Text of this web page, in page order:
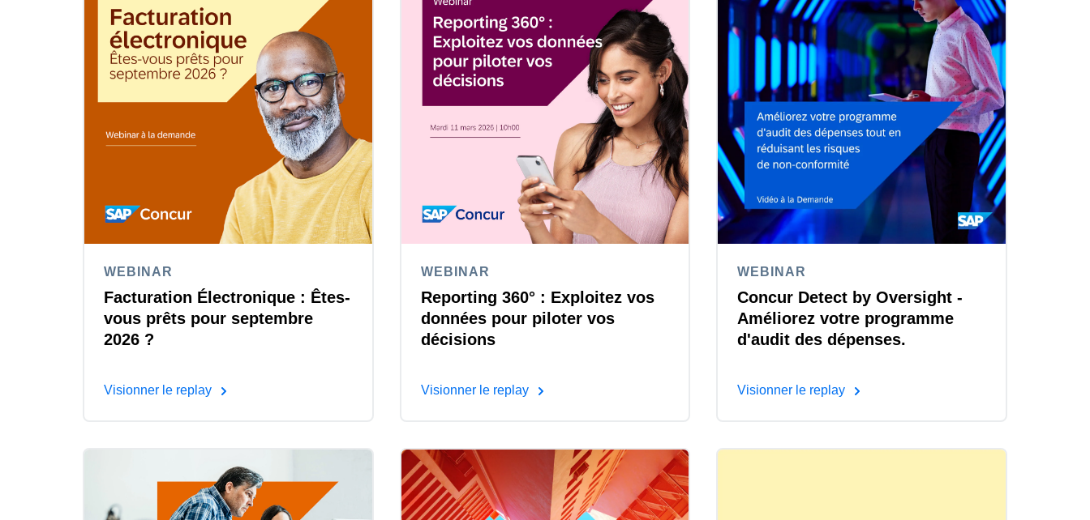
WEBINAR
Facturation Électronique​ : Êtes-
vous prêts pour septembre
2026 ?​
Visionner le replay
WEBINAR
Reporting 360° : Exploitez vos
données pour piloter vos
décisions​​
Visionner le replay
WEBINAR
Concur Detect by Oversight -
Améliorez votre programme
d'audit des dépenses.
Visionner le replay